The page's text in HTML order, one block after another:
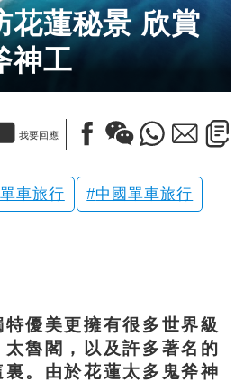
花蓮秘景 欣賞
神工
我要回應
單車旅行 中國單車旅行
美更擁有很多世界級
魯閣，以及許多著名的
。由於花蓮太多鬼斧神